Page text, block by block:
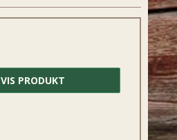
VIS PRODUKT